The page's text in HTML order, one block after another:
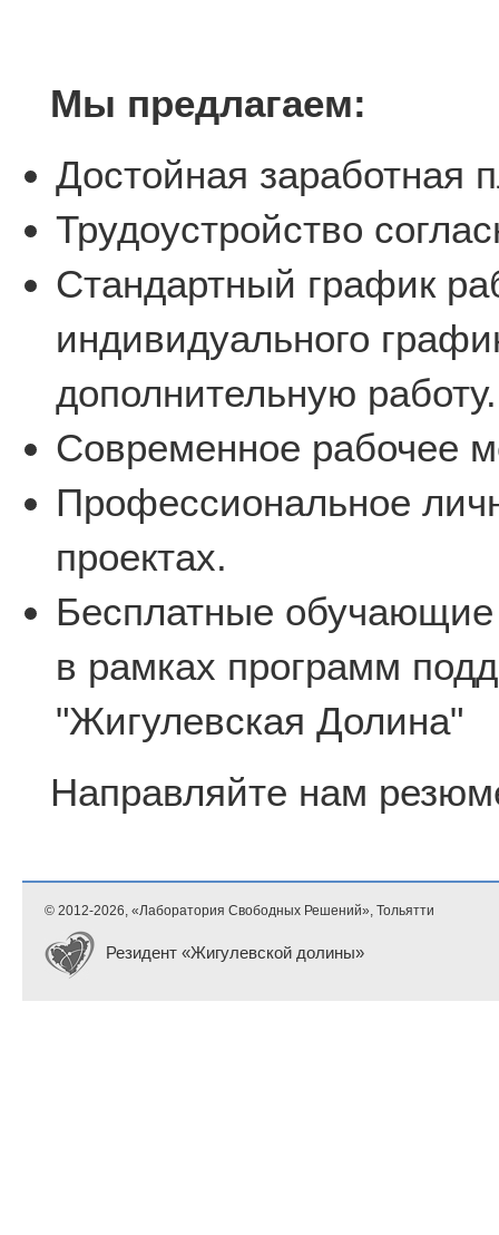
Мы предлагаем:
Достойная заработная
Трудоустройство
Стандартный график
индивидуального
дополнительную работу.
Современное рабочее
Профессиональное
проектах.
Бесплатные
в рамках программ
"Жигулевская Долина"
Направляйте нам
© 2012-2026, «Лаборатория Свободных Решений», Тольятти
Резидент «Жигулевской долины»